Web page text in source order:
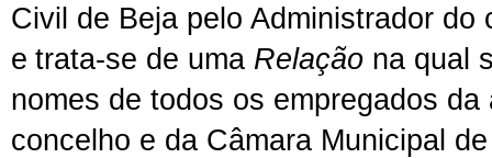
Civil de Beja pelo Administrador do
e trata-se de uma Relação na qual
nomes de todos os empregados da
concelho e da Câmara Municipal